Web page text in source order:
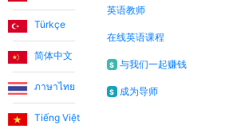
Utku S.
我从零开始学习英语。前3个月我和
当我达到可以不用土耳其语支持进行
和我的老师Jade学习。我对这个系统
任何想要定期上课并希望克服英语障
Türkçe
简体中文
ภาษาไทย
Tiếng Việt
英语教师
在线英语课程
$ 与我们一起赚钱
$ 成为导师